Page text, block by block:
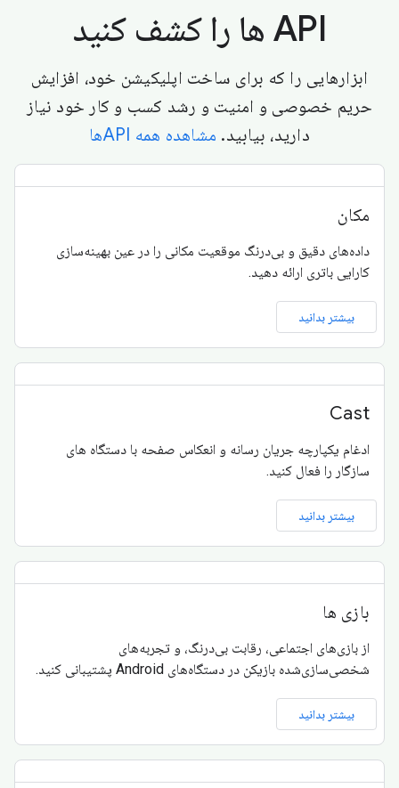
API ها را کشف کنید
ابزارهایی را که برای ساخت اپلیکیشن خود، افزایش
حریم خصوصی و امنیت و رشد کسب و کار خود نیاز
دارید، بیابید. مشاهده همه APIها
مکان
داده‌های دقیق و بی‌درنگ موقعیت مکانی را در عین بهینه‌سازی
کارایی باتری ارائه دهید.
بیشتر بدانید
Cast
ادغام یکپارچه جریان رسانه و انعکاس صفحه با دستگاه های
سازگار را فعال کنید.
بیشتر بدانید
بازی ها
از بازی‌های اجتماعی، رقابت بی‌درنگ، و تجربه‌های
شخصی‌سازی‌شده بازیکن در دستگاه‌های Android پشتیبانی کنید.
بیشتر بدانید